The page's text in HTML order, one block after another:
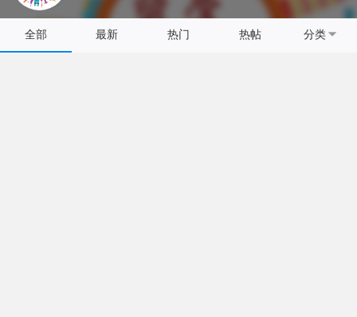
全部 最新 热门 热帖 分类